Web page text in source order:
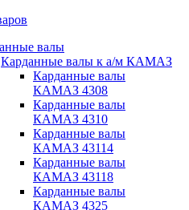
валы
Карданные валы к а/м КАМАЗ
Карданные валы
КАМАЗ 4308
Карданные валы
КАМАЗ 4310
Карданные валы
КАМАЗ 43114
Карданные валы
КАМАЗ 43118
Карданные валы
КАМАЗ 4325